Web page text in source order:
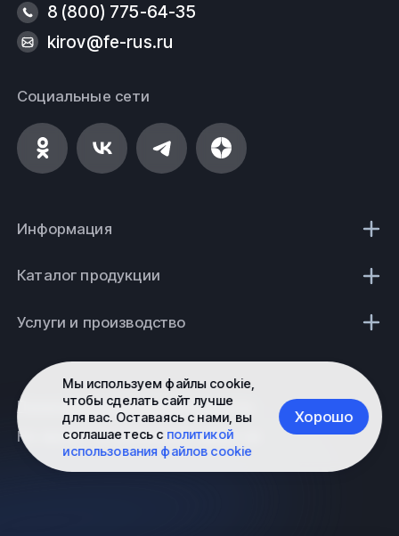
Мы используем файлы cookie,
чтобы сделать сайт лучше
для вас. Оставаясь с нами, вы
соглашаетесь с политикой
использования файлов cookie
Хорошо
8 (800) 775-64-35
kirov@fe-rus.ru
Социальные сети
Информация
Каталог продукции
Услуги и производство
Не является публичной офертой
Политика конфиденциальности